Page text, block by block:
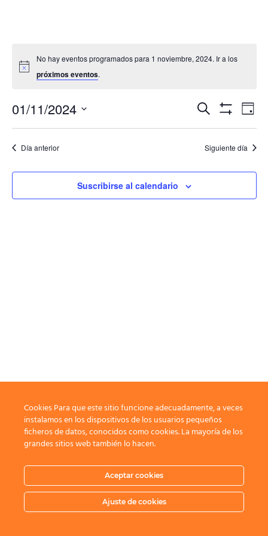
No hay eventos programados para 1 noviembre, 2024. Ir a los
próximos eventos.
vistas
Eventos
Buscar
Filtros
de
de
Día
01/11/2024
Día anterior Siguiente día
Suscribirse al calendario
Cookies Para que este sitio funcione adecuadamente, a veces
instalamos en los dispositivos de los usuarios pequeños
ficheros de datos, conocidos como cookies. La mayoría de los
grandes sitios web también lo hacen.
Aceptar cookies
Ajuste de cookies